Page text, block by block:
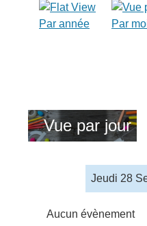
Par année Par
Vue par jour
Jeudi 28
Aucun évènement